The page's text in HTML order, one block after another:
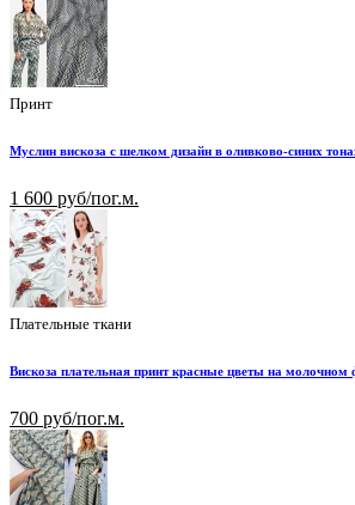
Принт
Муслин вискоза с шелком дизайн в оливково-синих
1 600 руб/пог.м.
Плательные ткани
Вискоза плательная принт красные цветы на молочном
700 руб/пог.м.